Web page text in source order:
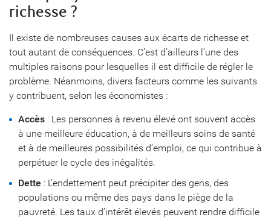
richesse ?
Il existe de nombreuses causes aux écarts de richesse et
tout autant de conséquences. C’est d’ailleurs l’une des
multiples raisons pour lesquelles il est difficile de régler le
problème. Néanmoins, divers facteurs comme les suivants
y contribuent, selon les économistes :
Accès : Les personnes à revenu élevé ont souvent accès
à une meilleure éducation, à de meilleurs soins de santé
et à de meilleures possibilités d’emploi, ce qui contribue à
perpétuer le cycle des inégalités.
Dette : L’endettement peut précipiter des gens, des
populations ou même des pays dans le piège de la
pauvreté. Les taux d’intérêt élevés peuvent rendre difficile